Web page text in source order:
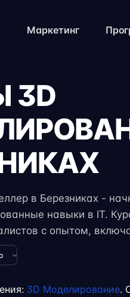
Маркетинг
3D
в Березниках -
навыки в IT.
с опытом,
и консультации
совмещать
3D Моделирование.